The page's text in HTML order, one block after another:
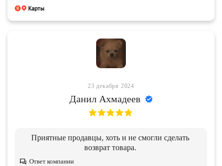
23 декабря 2024
Данил Ахмадеев
Приятные продавцы, хоть и не смогли сделать
возврат товара.
Ответ компании